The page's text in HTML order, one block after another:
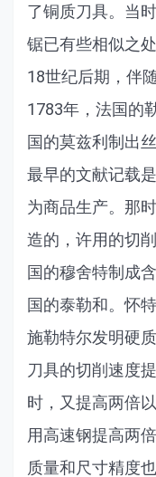
了铜质刀具。当
锯已有些相似之
18世纪后期，伴
1783年，法国的
国的莫兹利制出
最早的文献记载
为商品生产。那
造的，许用的切
国的穆舍特制成
国的泰勒和。怀
施勒特尔发明硬
刀具的切削速度
时，又提高两倍
用高速钢提高两
质量和尺寸精度